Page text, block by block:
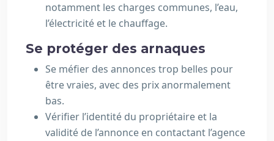
notamment les charges communes, l’eau,
l’électricité et le chauffage.
Se protéger des arnaques
Se méfier des annonces trop belles pour
être vraies, avec des prix anormalement
bas.
Vérifier l’identité du propriétaire et la
validité de l’annonce en contactant l’agence